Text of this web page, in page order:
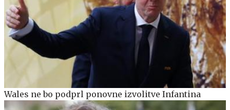
Wales ne bo podprl ponovne izvolitve Infantina